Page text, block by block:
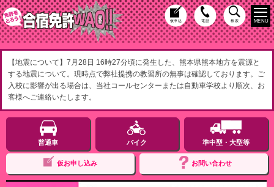
仮申込 電話 検索
【地震について】7月28日 16時27分頃に発生した、熊本県熊本地方を震源と
する地震について。現時点で弊社提携の教習所の無事は確認しております。ご
入校に影響が出る場合は、当社コールセンターまたは自動車学校より順次、お
客様へご連絡いたします。
普通車 バイク 準中型・大型等
仮お申し込み お問い合わせ
MENU